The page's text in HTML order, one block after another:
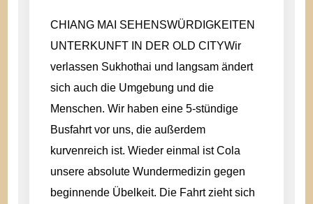
CHIANG MAI SEHENSWÜRDIGKEITEN
UNTERKUNFT IN DER OLD CITYWir
verlassen Sukhothai und langsam ändert
sich auch die Umgebung und die
Menschen. Wir haben eine 5-stündige
Busfahrt vor uns, die außerdem
kurvenreich ist. Wieder einmal ist Cola
unsere absolute Wundermedizin gegen
beginnende Übelkeit. Die Fahrt zieht sich